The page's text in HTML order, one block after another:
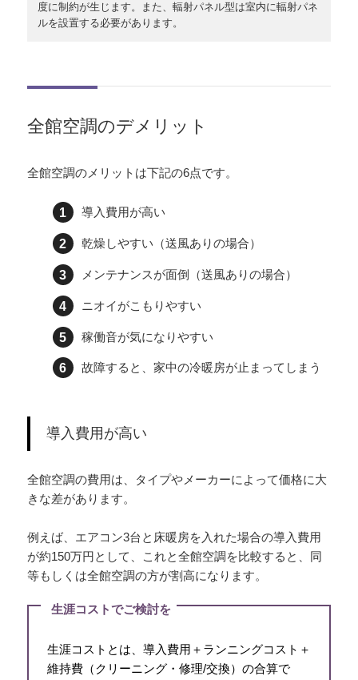
度に制約が生じます。また、輻射パネル型は室内に輻射パネ
ルを設置する必要があります。
全館空調のデメリット
全館空調のメリットは下記の6点です。
導入費用が高い
乾燥しやすい（送風ありの場合）
メンテナンスが面倒（送風ありの場合）
ニオイがこもりやすい
稼働音が気になりやすい
故障すると、家中の冷暖房が止まってしまう
導入費用が高い
全館空調の費用は、タイプやメーカーによって価格に大
きな差があります。
例えば、エアコン3台と床暖房を入れた場合の導入費用
が約150万円として、これと全館空調を比較すると、同
等もしくは全館空調の方が割高になります。
生涯コストでご検討を
生涯コストとは、導入費用＋ランニングコスト＋
維持費（クリーニング・修理/交換）の合算で